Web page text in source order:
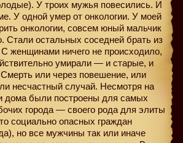
У троих мужья повесились. И
У одной умер от онкологии. У моей
онкологии, совсем юный мальчик
Стали остальных соседней брать из
женщинами ничего не происходило,
умирали — и старые, и
или через повешение, или
несчастный случай. Несмотря на
дома были построены для самых
города — своего рода для элиты
социально опасных граждан
но все мужчины так или иначе